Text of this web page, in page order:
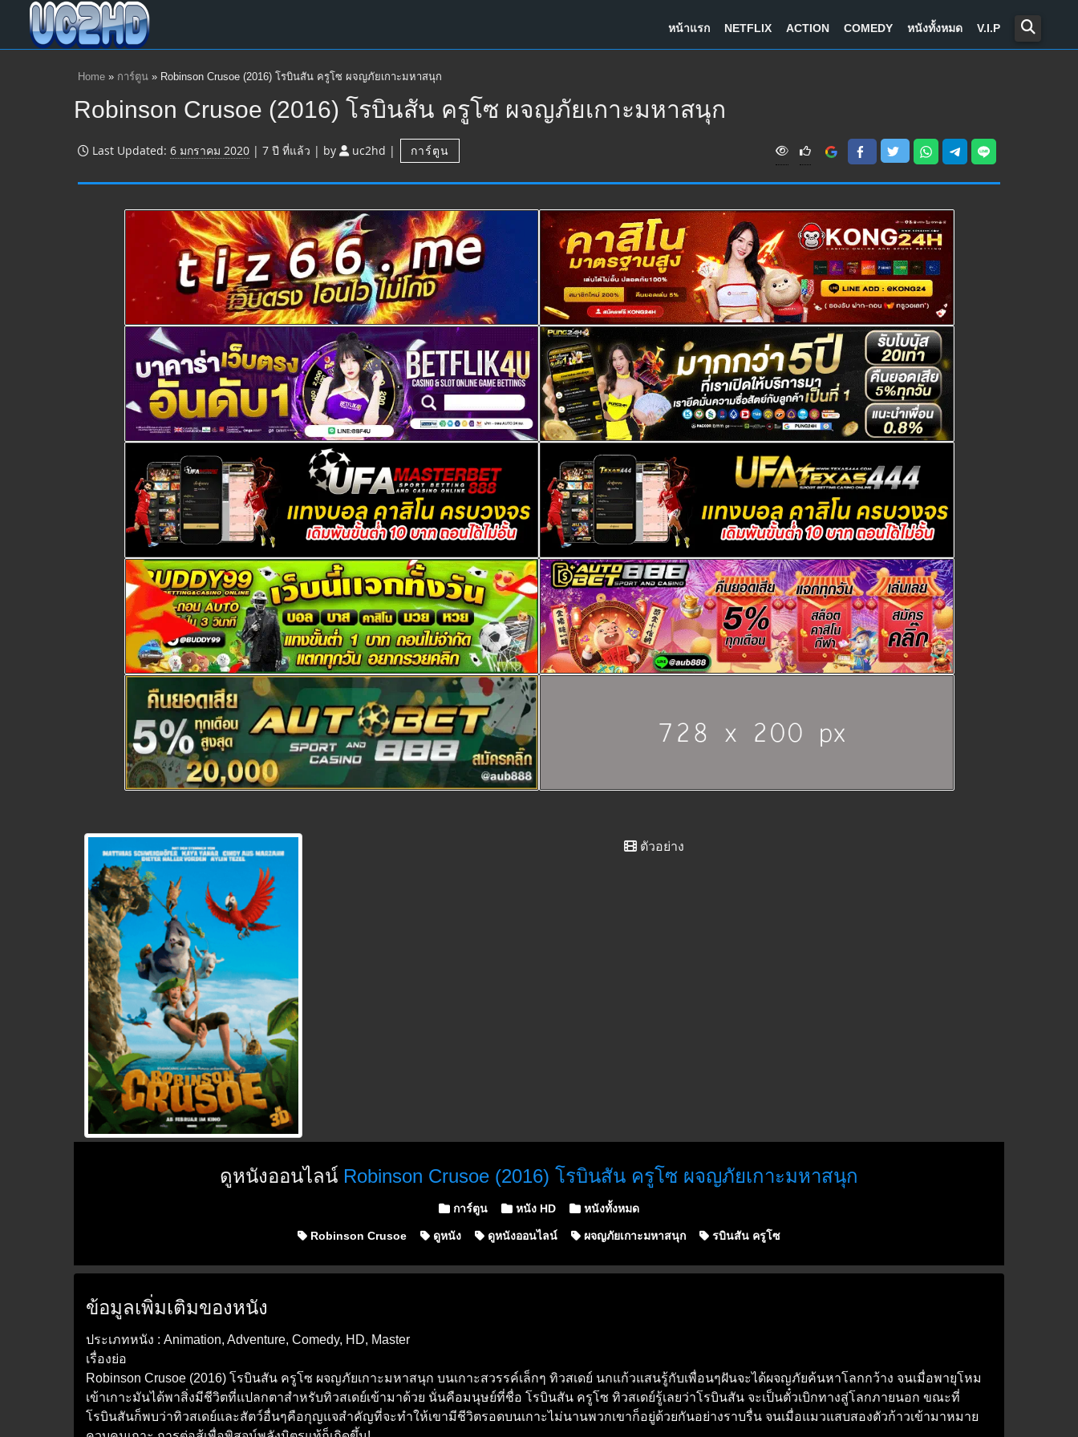
หน้าแรก NETFLIX ACTION COMEDY หนังทั้งหมด V.I.P
Home » การ์ตูน » Robinson Crusoe (2016) โรบินสัน ครูโซ ผจญภัยเกาะมหาสนุก
Robinson Crusoe (2016) โรบินสัน ครูโซ ผจญภัยเกาะมหาสนุก
Last Updated: 6 มกราคม 2020 | 7 ปี ที่แล้ว | by uc2hd | การ์ตูน
V
w
s
ตัวอย่าง
ดูหนังออนไลน์ Robinson Crusoe (2016) โรบินสัน ครูโซ ผจญภัยเกาะมหาสนุก
Posted in
การ์ตูน หนัง HD หนังทั้งหมด
Robinson Crusoe ดูหนัง ดูหนังออนไลน์ ผจญภัยเกาะมหาสนุก รบินสัน ครูโซ
ข้อมูลเพิ่มเติมของหนัง
ประเภทหนัง : Animation, Adventure, Comedy, HD, Master
เรื่องย่อ
Robinson Crusoe (2016) โรบินสัน ครูโซ ผจญภัยเกาะมหาสนุก บนเกาะสวรรค์เล็กๆ ทิวสเดย์ นกแก้วแสนรู้กับเพื่อนๆฝันจะได้ผจญภัยค้นหาโลกกว้าง จนเมื่อพายุโหม
เข้าเกาะมันได้พาสิ่งมีชีวิตที่แปลกตาสำหรับทิวสเดย์เข้ามาด้วย นั่นคือมนุษย์ที่ชื่อ โรบินสัน ครูโซ ทิวสเดย์รู้เลยว่าโรบินสัน จะเป็นตั๋วเบิกทางสู่โลกภายนอก ขณะที่
โรบินสันก็พบว่าทิวสเดย์และสัตว์อื่นๆคือกุญแจสำคัญที่จะทำให้เขามีชีวิตรอดบนเกาะไม่นานพวกเขาก็อยู่ด้วยกันอย่างราบรื่น จนเมื่อแมวแสบสองตัวก้าวเข้ามาหมาย